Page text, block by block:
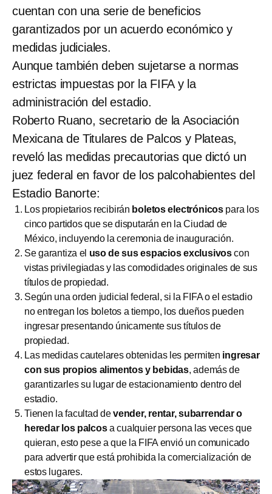
cuentan con una serie de beneficios
garantizados por un acuerdo económico y
medidas judiciales.
Aunque también deben sujetarse a normas
estrictas impuestas por la FIFA y la
administración del estadio.
Roberto Ruano, secretario de la Asociación
Mexicana de Titulares de Palcos y Plateas,
reveló las medidas precautorias que dictó un
juez federal en favor de los palcohabientes del
Estadio Banorte:
Los propietarios recibirán boletos electrónicos para los
cinco partidos que se disputarán en la Ciudad de
México, incluyendo la ceremonia de inauguración.
Se garantiza el uso de sus espacios exclusivoscon
vistas privilegiadas y las comodidades originales de sus
títulos de propiedad.
Según una orden judicial federal, si la FIFA o el estadio
no entregan los boletos a tiempo, los dueños pueden
ingresar presentando únicamente sus títulos de
propiedad.
Las medidas cautelares obtenidas les permiten ingresar
con sus propios alimentos y bebidas, además de
garantizarles su lugar de estacionamiento dentro del
estadio.
Tienen la facultad devender, rentar, subarrendar o
heredar los palcosa cualquier persona las veces que
quieran, esto pese a que la FIFA envió un comunicado
para advertir que está prohibida la comercialización de
estos lugares.